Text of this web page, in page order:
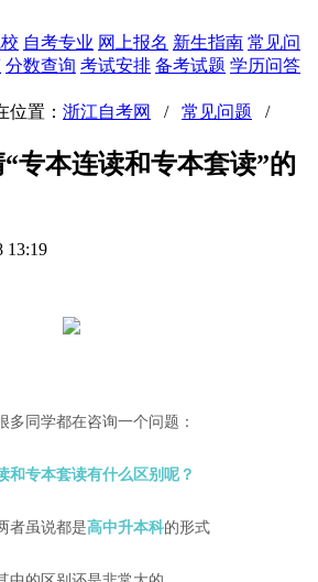
自考专业 网上报名 新生指南 常见问
分数查询 考试安排 备考试题 学历问答
位置： 浙江自考网 / 常见问题 /
专本连读和专本套读”的
13:19
多同学都在咨询一个问题：
和专本套读有什么区别呢？
者虽说都是高中升本科的形式